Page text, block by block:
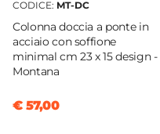
Colore Bidet
Bianco
Finitura Bidet
Lucida
25 cm
CODICE: MT-DC
Colonna doccia a ponte in
acciaio con soffione
minimal cm 23 x 15 design -
Montana
€ 57,00